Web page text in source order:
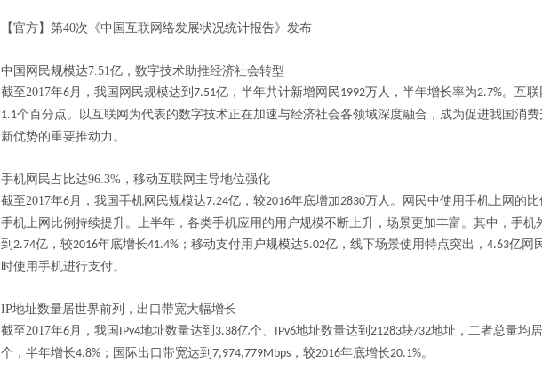
【官方】第40次《中国互联网络发展状况统计报告》发布
中国网民规模达7.51亿，数字技术助推经济社会转型
截至2017年6月，我国网民规模达到 7.51亿，半年共计新增网民1992万人，半年增长率为2.7%。互
1.1个百分点。以互联网为代表的数字技术正在加速与经济社会各领域深度融合，成为促进我国消
新优势的重要推动力。
手机网民占比达96.3% ，移动互联网主导地位强化
截至2017年6月，我国手机网民规模达7.24亿，较2016年底增加2830万人。网民中使用手机上网的比
手机上网比例持续提升。上半年，各类手机应用的用户规模不断上升，场景更加丰富。其中，手机
到 2.74亿，较2016年底增长41.4% ；移动支付用户规模达5.02亿，线下场景使用特点突出， 4.63亿网
时使用手机进行支付。
IP地址数量居世界前列，出口带宽大幅增长
截至2017年6月，我国 IPv4地址数量达到 3.38亿个、 IPv6地址数量达到 21283块/32地址，二者总量均
个，半年增长4.8% ；国际出口带宽达到 7,974,779Mbps ，较2016年底增长20.1%。